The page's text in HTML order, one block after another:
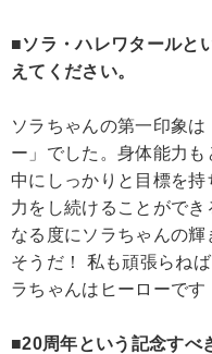
■ソラ・ハレワタールと
えてください。
ソラちゃんの第一印象
ー」でした。身体能力
中にしっかりと目標を
力をし続けることがで
なる度にソラちゃんの輝
そうだ！ 私も頑張らね
ラちゃんはヒーローです
■20周年という記念すべ